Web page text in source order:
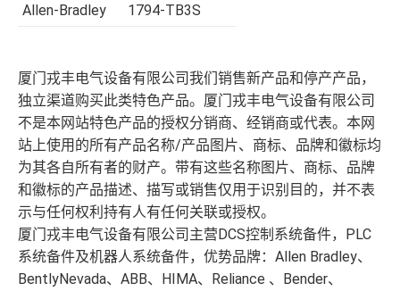
Allen-Bradley
1794-TB3S
厦门戎丰电气设备有限公司我们销售新产品和停产产品，
独立渠道购买此类特色产品。厦门戎丰电气设备有限公司
不是本网站特色产品的授权分销商、经销商或代表。本网
站上使用的所有产品名称/产品图片、商标、品牌和徽标均
为其各自所有者的财产。带有这些名称图片、商标、品牌
和徽标的产品描述、描写或销售仅用于识别目的，并不表
示与任何权利持有人有任何关联或授权。
厦门戎丰电气设备有限公司主营DCS控制系统备件，PLC
系统备件及机器人系统备件，优势品牌：Allen Bradley、
BentlyNevada、ABB、HIMA、Reliance 、Bender、